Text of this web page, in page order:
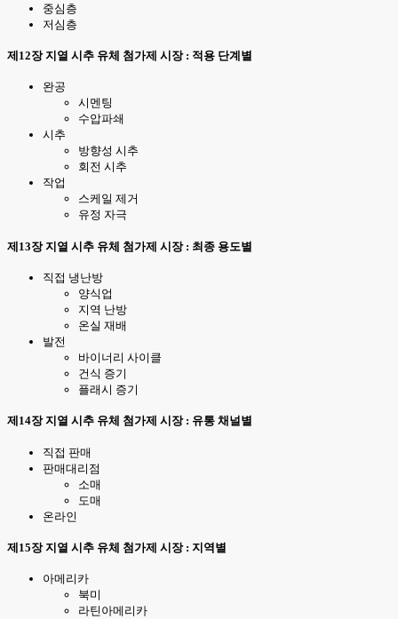
중심층
저심층
제12장 지열 시추 유체 첨가제 시장 : 적용 단계별
완공
시멘팅
수압파쇄
시추
방향성 시추
회전 시추
작업
스케일 제거
유정 자극
제13장 지열 시추 유체 첨가제 시장 : 최종 용도별
직접 냉난방
양식업
지역 난방
온실 재배
발전
바이너리 사이클
건식 증기
플래시 증기
제14장 지열 시추 유체 첨가제 시장 : 유통 채널별
직접 판매
판매대리점
소매
도매
온라인
제15장 지열 시추 유체 첨가제 시장 : 지역별
아메리카
북미
라틴아메리카